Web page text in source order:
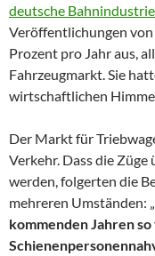
deutsche Bahnindustrie
Veröffentlichungen
Prozent pro Jahr aus,
Fahrzeugmarkt. Sie
wirtschaftlichen
Der Markt für
Verkehr. Dass die
werden, folgerten die
mehreren Umständen: „
kommenden Jahren